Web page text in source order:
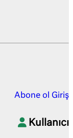
Abone ol Giriş
Kullanıcı